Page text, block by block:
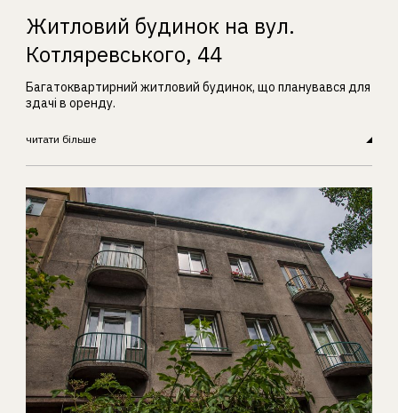
Житловий будинок на вул.
Котляревського, 44
Багатоквартирний житловий будинок, що планувався для
здачі в оренду.
читати більше